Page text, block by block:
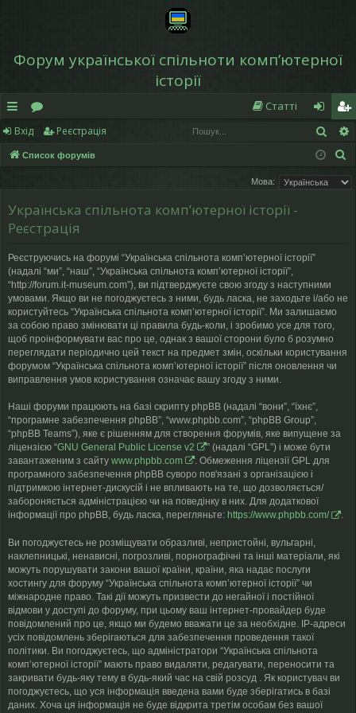
Форум української спільноти компʼютерної
історії
в
и
и
й
д
ос
ту
п
о
ру
и
Статті
хі
д
еє
ст
р
Вхід Реєстрація
Список форумів
Мова:
Українська спільнота компʼютерної історії -
Реєстрація
Реєструючись на форумі “Українська спільнота компʼютерної історії”
(надалі “ми”, “наш”, “Українська спільнота компʼютерної історії”,
“http://forum.it-museum.com”), ви підтверджуєте свою згоду з наступними
умовами. Якщо ви не погоджуєтесь з ними, будь ласка, не заходьте і/або не
користуйтесь “Українська спільнота компʼютерної історії”. Ми залишаємо
за собою право змінювати ці правила будь-коли, і зробимо усе для того,
щоб проінформувати вас про це, однак з вашої сторони було б розумно
переглядати періодично цей текст на предмет змін, оскільки користування
форумом “Українська спільнота компʼютерної історії” після оновлення чи
виправлення умов користування означає вашу згоду з ними.
Наші форуми працюють на базі скрипту phpBB (надалі “вони”, “їхнє”,
“програмне забезпечення phpBB”, “www.phpbb.com”, “phpBB Group”,
“phpBB Teams”), яке є рішенням для створення форумів, яке випущене за
ліцензією “GNU General Public License v2
” (надалі “GPL”) і може бути
завантаженим з сайту www.phpbb.com
. Обмеження ліцензії GPL для
програмного забезпечення phpBB суворо пов'язані з організацією і
підтримкою інтернет-дискусій і не впливають на те, що дозволяється/
забороняється адміністрацією чи на поведінку в них. Для додаткової
інформації про phpBB, будь ласка, перегляньте: https://www.phpbb.com/ .
Ви погоджуєтесь не розміщувати образливі, непристойні, вульгарні,
наклепницькі, ненависні, погрозливі, порнографічні та інші матеріали, які
можуть порушувати закони вашої країни, країни, яка надає послуги
хостингу для форуму “Українська спільнота компʼютерної історії” чи
міжнародне право. Такі дії можуть призвести до негайної і постійної
відмови у доступі до форуму, при цьому ваш інтернет-провайдер буде
повідомлений про це, якщо ми будемо вважати це за необхідне. IP-адреси
усіх повідомлень зберігаються для забезпечення проведення такої
політики. Ви погоджуєтесь, що адміністратори “Українська спільнота
компʼютерної історії” мають право видаляти, редагувати, переносити та
закривати будь-яку тему в будь-який час на свій розсуд . Як користувач ви
погоджуєтесь, що уся інформація введена вами буде зберігатись в базі
даних. Хоча ця інформація не буде відкрита третім особам без вашої